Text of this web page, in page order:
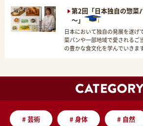
第2回「日本独自の惣菜
～」
日本において独自の発展を遂げ
菜パンや一部地域で愛されるご
の豊かな食文化を学んでいきま
#芸術 #身体 # 自然